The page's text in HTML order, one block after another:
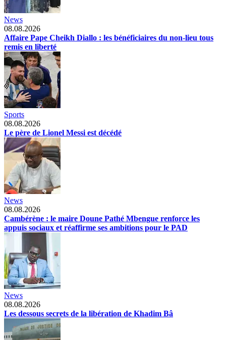
News
08.08.2026
Affaire Pape Cheikh Diallo : les bénéficiaires du non-lieu tous
remis en liberté
Sports
08.08.2026
Le père de Lionel Messi est décédé
News
08.08.2026
Cambérène : le maire Doune Pathé Mbengue renforce les
appuis sociaux et réaffirme ses ambitions pour le PAD
News
08.08.2026
Les dessous secrets de la libération de Khadim Bâ